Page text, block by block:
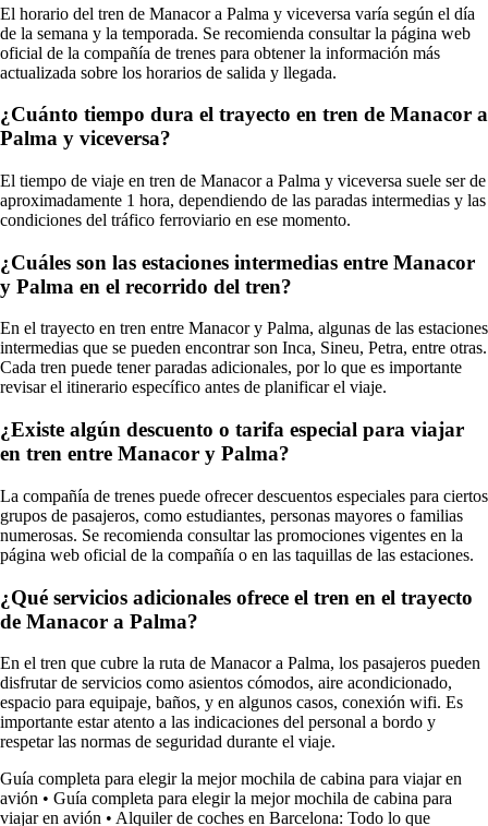
El horario del tren de Manacor a Palma y viceversa varía según el día
de la semana y la temporada. Se recomienda consultar la página web
oficial de la compañía de trenes para obtener la información más
actualizada sobre los horarios de salida y llegada.
¿Cuánto tiempo dura el trayecto en tren de Manacor a
Palma y viceversa?
El tiempo de viaje en tren de Manacor a Palma y viceversa suele ser de
aproximadamente 1 hora, dependiendo de las paradas intermedias y las
condiciones del tráfico ferroviario en ese momento.
¿Cuáles son las estaciones intermedias entre Manacor
y Palma en el recorrido del tren?
En el trayecto en tren entre Manacor y Palma, algunas de las estaciones
intermedias que se pueden encontrar son Inca, Sineu, Petra, entre otras.
Cada tren puede tener paradas adicionales, por lo que es importante
revisar el itinerario específico antes de planificar el viaje.
¿Existe algún descuento o tarifa especial para viajar
en tren entre Manacor y Palma?
La compañía de trenes puede ofrecer descuentos especiales para ciertos
grupos de pasajeros, como estudiantes, personas mayores o familias
numerosas. Se recomienda consultar las promociones vigentes en la
página web oficial de la compañía o en las taquillas de las estaciones.
¿Qué servicios adicionales ofrece el tren en el trayecto
de Manacor a Palma?
En el tren que cubre la ruta de Manacor a Palma, los pasajeros pueden
disfrutar de servicios como asientos cómodos, aire acondicionado,
espacio para equipaje, baños, y en algunos casos, conexión wifi. Es
importante estar atento a las indicaciones del personal a bordo y
respetar las normas de seguridad durante el viaje.
Guía completa para elegir la mejor mochila de cabina para viajar en
avión • Guía completa para elegir la mejor mochila de cabina para
viajar en avión • Alquiler de coches en Barcelona: Todo lo que